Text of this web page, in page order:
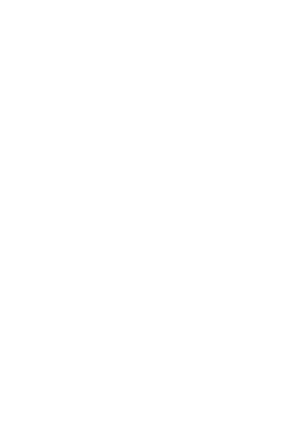
Agentes de la Guardia
denominada “Albanela”
y han desmantelado
en una casa de campo